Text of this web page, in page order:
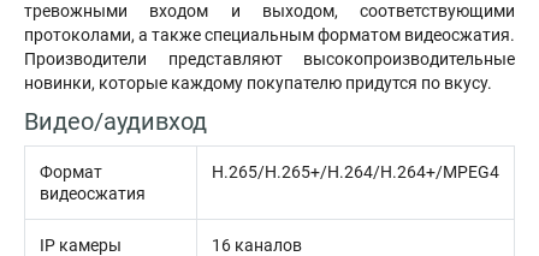
тревожными входом и выходом, соответствующими
протоколами, а также специальным форматом видеосжатия.
Производители представляют высокопроизводительные
новинки, которые каждому покупателю придутся по вкусу.
Видео/аудивход
Формат
видеосжатия
H.265/H.265+/H.264/H.264+/MPEG4
IP камеры 16 каналов